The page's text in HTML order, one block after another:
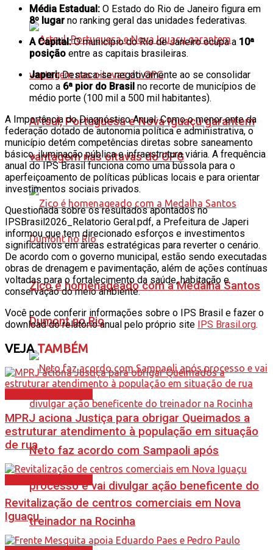
Artsul, Portuguesa e Nova Iguaçu garantem
vantagem nas oitavas do OPG
Zico é homenageado com a Medalha Santos
Dumont no Rio
Neto faz acordo com Sampaoli após
processo e vai divulgar ação beneficente do
treinador na Rocinha
Média Estadual: O Estado do Rio de Janeiro figura em
8º lugarno ranking geral das unidades federativas.
A Capital:O município do Rio de Janeiro ocupa a 10ª
posição entre as capitais brasileiras.
Japeri:Destaca-se negativamente ao se consolidar
como a 6ª pior do Brasil no recorte de municípios de
médio porte (100 mil a 500 mil habitantes).
A Importância do Diagnóstico Anual: Como o menor ente da
federação dotado de autonomia política e administrativa, o
município detém competências diretas sobre saneamento
básico, iluminação pública e infraestrutura viária. A frequência
anual do IPS Brasil funciona como uma bússola para o
aperfeiçoamento de políticas públicas locais e para orientar
investimentos sociais privados.
Questionada sobre os resultados apontados no
IPSBrasil2026_Relatorio Geral.pdf, a Prefeitura de Japeri
informou que tem direcionado esforços e investimentos
significativos em áreas estratégicas para reverter o cenário.
De acordo com o governo municipal, estão sendo executadas
obras de drenagem e pavimentação, além de ações contínuas
voltadas para o fortalecimento da saúde, habitação e
conservação do meio ambiente.
Você pode conferir informações sobre o IPS Brasil e fazer o
download do relatório anual pelo próprio site
IPS Brasil.org.
VEJATAMBÉM
MPRJ aciona Justiça para obrigar Queimados a
estruturar atendimento à população em situação
de rua
Revitalização de centros comerciais em Nova
Iguaçu